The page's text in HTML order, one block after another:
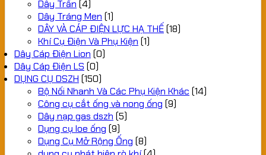
Dây Trần (4)
Dây Tráng Men (1)
DÂY VÀ CÁP ĐIỆN LỰC HẠ THẾ(18)
Khí Cụ Điện Và Phụ Kiện (1)
Dây Cáp Điện Lion (0)
Dây Cáp Điện LS (0)
DỤNG CỤ DSZH (150)
Bộ Nối Nhanh Và Các Phụ Kiện Khác (14)
Công cụ cắt ống và nong ống (9)
Dây nạp gas dszh (5)
Dụng cụ loe ống (9)
Dụng Cụ Mở Rộng Ống (8)